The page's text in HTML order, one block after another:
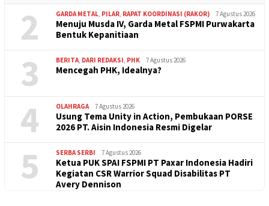
2 GARDA METAL, PILAR, RAPAT KOORDINASI (RAKOR) 7 Agustus 2026
Menuju Musda IV, Garda Metal FSPMI Purwakarta
Bentuk Kepanitiaan
3 BERITA, DARI REDAKSI, PHK 7 Agustus 2026
Mencegah PHK, Idealnya?
4 OLAHRAGA 7 Agustus 2026
Usung Tema Unity in Action, Pembukaan PORSE
2026 PT. Aisin Indonesia Resmi Digelar
5 SERBA SERBI 7 Agustus 2026
Ketua PUK SPAI FSPMI PT Paxar Indonesia Hadiri
Kegiatan CSR Warrior Squad Disabilitas PT
Avery Dennison